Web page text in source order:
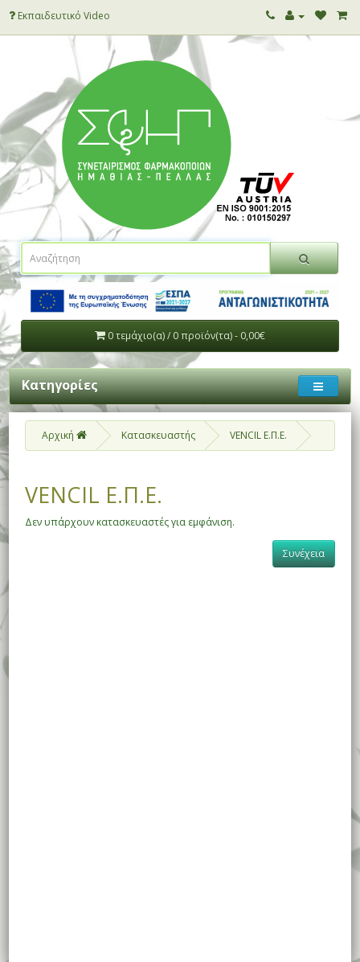
Εκπαιδευτικό Video
0 τεμάχιο(α) / 0 προϊόν(τα) - 0,00€
Κατηγορίες
Αρχική Κατασκευαστής VENCIL Ε.Π.Ε.
VENCIL Ε.Π.Ε.
Δεν υπάρχουν κατασκευαστές για εμφάνιση.
Συνέχεια